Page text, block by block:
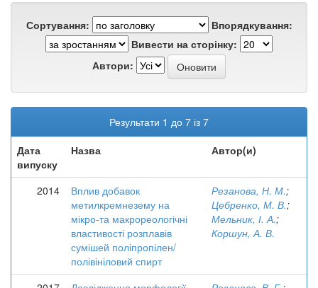
Сортування:
Впорядкування:
Вивести на сторінку:
Автори:
Результати 1 до 7 із 7
Дата
випуску
Назва Автор(и)
2014
Вплив добавок
метилкремнезему на
мікро-та макрореологічні
властивості розплавів
сумішей поліпропілен/
полівініловий спирт
Резанова, Н. М.;
Цебренко, М. В.;
Мельник, І. А.;
Коршун, А. В.